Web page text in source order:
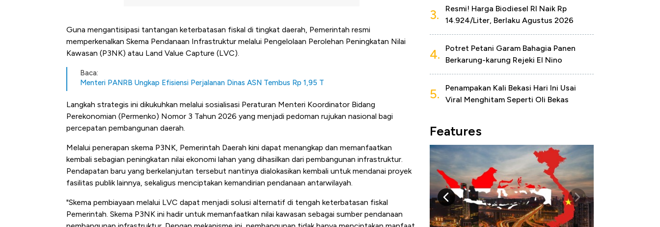
Guna mengantisipasi tantangan keterbatasan fiskal di tingkat daerah, Pemerintah resmi
memperkenalkan Skema Pendanaan Infrastruktur melalui Pengelolaan Perolehan Peningkatan Nilai
Kawasan (P3NK) atau Land Value Capture (LVC).
Baca:
Menteri PANRB Ungkap Efisiensi Perjalanan Dinas ASN Tembus Rp 1,95 T
Langkah strategis ini dikukuhkan melalui sosialisasi Peraturan Menteri Koordinator Bidang
Perekonomian (Permenko) Nomor 3 Tahun 2026 yang menjadi pedoman rujukan nasional bagi
percepatan pembangunan daerah.
Melalui penerapan skema P3NK, Pemerintah Daerah kini dapat menangkap dan memanfaatkan
kembali sebagian peningkatan nilai ekonomi lahan yang dihasilkan dari pembangunan infrastruktur.
Pendapatan baru yang berkelanjutan tersebut nantinya dialokasikan kembali untuk mendanai proyek
fasilitas publik lainnya, sekaligus menciptakan kemandirian pendanaan antarwilayah.
"Skema pembiayaan melalui LVC dapat menjadi solusi alternatif di tengah keterbatasan fiskal
Pemerintah. Skema P3NK ini hadir untuk memanfaatkan nilai kawasan sebagai sumber pendanaan
3.
Resmi! Harga Biodiesel RI Naik Rp
14.924/Liter, Berlaku Agustus 2026
4.
Potret Petani Garam Bahagia Panen
Berkarung-karung Rejeki El Nino
5.
Penampakan Kali Bekasi Hari Ini Usai
Viral Menghitam Seperti Oli Bekas
Features